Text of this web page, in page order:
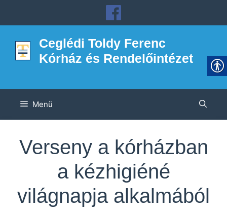
Ceglédi Toldy Ferenc
Kórház és Rendelőintézet
Menü
Verseny a kórházban
a kézhigiéné
világnapja alkalmából